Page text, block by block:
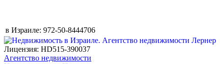
в Израиле: 972-50-8444706
Лицензия: HD515-390037
Агентство недвижимости